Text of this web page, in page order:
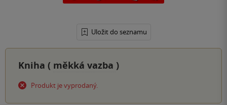
Uložit do seznamu
Kniha ( měkká vazba )
Produkt je vyprodaný.